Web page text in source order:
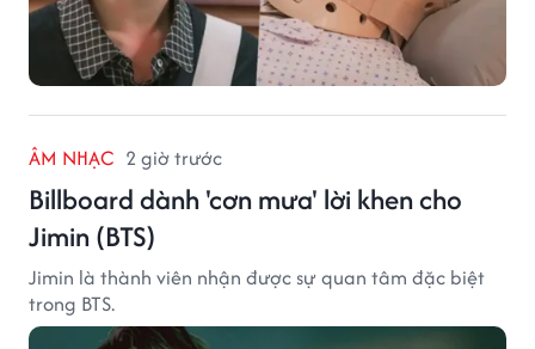
ÂM NHẠC 2 giờ trước
Billboard dành 'cơn mưa' lời khen cho
Jimin (BTS)
Jimin là thành viên nhận được sự quan tâm đặc biệt
trong BTS.